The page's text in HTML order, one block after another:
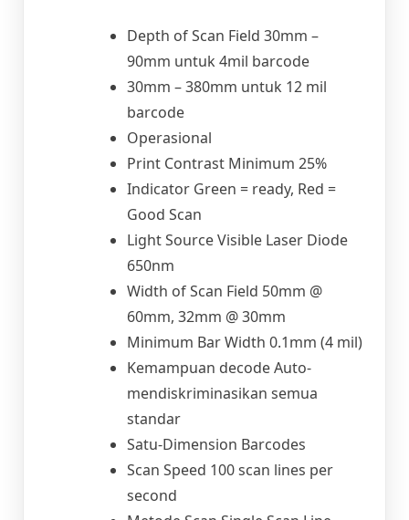
Depth of Scan Field 30mm –
90mm untuk 4mil barcode
30mm – 380mm untuk 12 mil
barcode
Operasional
Print Contrast Minimum 25%
Indicator Green = ready, Red =
Good Scan
Light Source Visible Laser Diode
650nm
Width of Scan Field 50mm @
60mm, 32mm @ 30mm
Minimum Bar Width 0.1mm (4 mil)
Kemampuan decode Auto-
mendiskriminasikan semua
standar
Satu-Dimension Barcodes
Scan Speed 100 scan lines per
second